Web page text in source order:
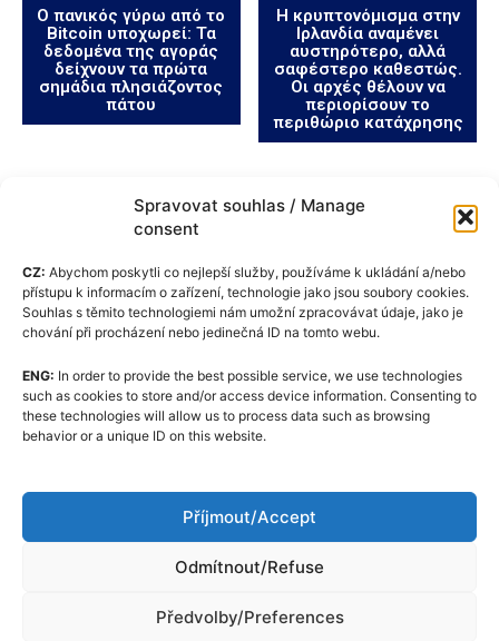
Spravovat souhlas / Manage
consent
CZ: Abychom poskytli co nejlepší služby, používáme k ukládání a/nebo
přístupu k informacím o zařízení, technologie jako jsou soubory cookies.
Souhlas s těmito technologiemi nám umožní zpracovávat údaje, jako je
chování při procházení nebo jedinečná ID na tomto webu.
ENG: In order to provide the best possible service, we use technologies
such as cookies to store and/or access device information. Consenting to
these technologies will allow us to process data such as browsing
behavior or a unique ID on this website.
Příjmout/Accept
Odmítnout/Refuse
Předvolby/Preferences
Ο πανικός γύρω από το
Bitcoin υποχωρεί: Τα
δεδομένα της αγοράς
δείχνουν τα πρώτα
σημάδια πλησιάζοντος
πάτου
Η κρυπτονόμισμα στην
Ιρλανδία αναμένει
αυστηρότερο, αλλά
σαφέστερο καθεστώς.
Οι αρχές θέλουν να
περιορίσουν το
περιθώριο κατάχρησης
Πολιτική cookie (ΕΕ)
GDPR
Κώδικας Δεοντολογίας